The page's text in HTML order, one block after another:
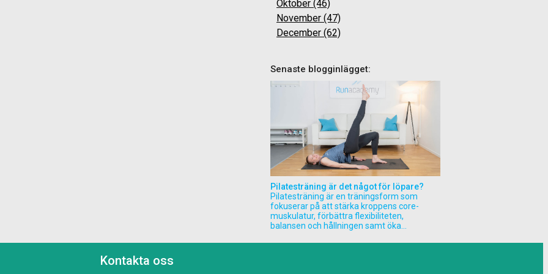
Oktober (46)
November (47)
December (62)
Senaste blogginlägget:
Pilatesträning är det något för löpare?
Pilatesträning är en träningsform som
fokuserar på att stärka kroppens core-
muskulatur, förbättra flexibiliteten,
balansen och hållningen samt öka...
Kontakta oss